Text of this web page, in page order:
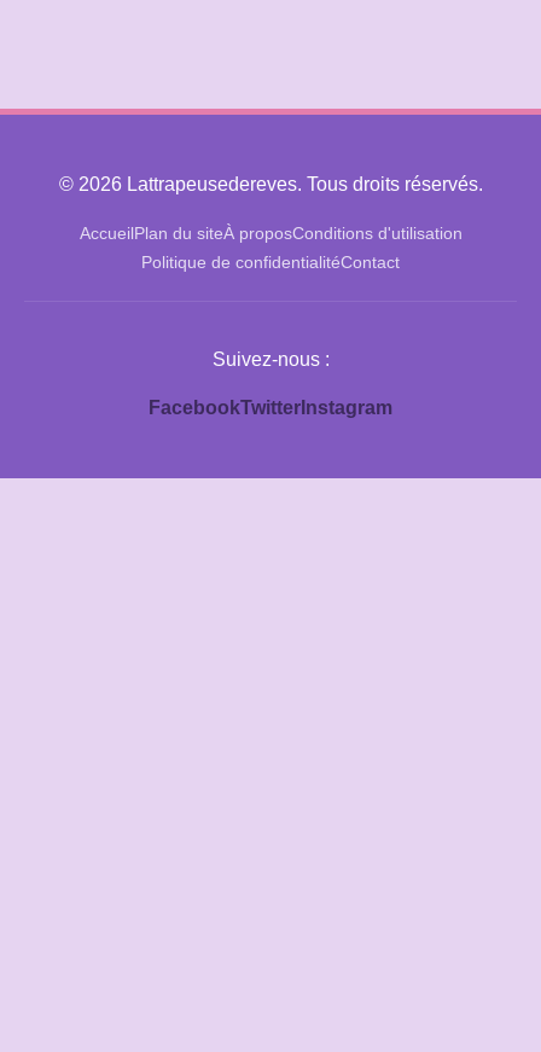
© 2026 Lattrapeusedereves. Tous droits réservés.
AccueilPlan du siteÀ proposConditions d'utilisation
Politique de confidentialitéContact
Suivez-nous :
FacebookTwitter Instagram